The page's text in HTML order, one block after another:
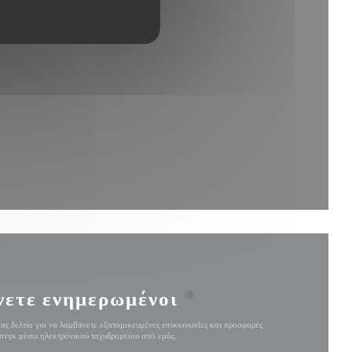
νέο παράθυρο))
παράθυρο))
ενημερωμένοι
δελτίο για να λαμβάνετε εξατομικευμένες επικοινωνίες και προσφορές
μέσω ηλεκτρονικού ταχυδρομείου από εμάς.